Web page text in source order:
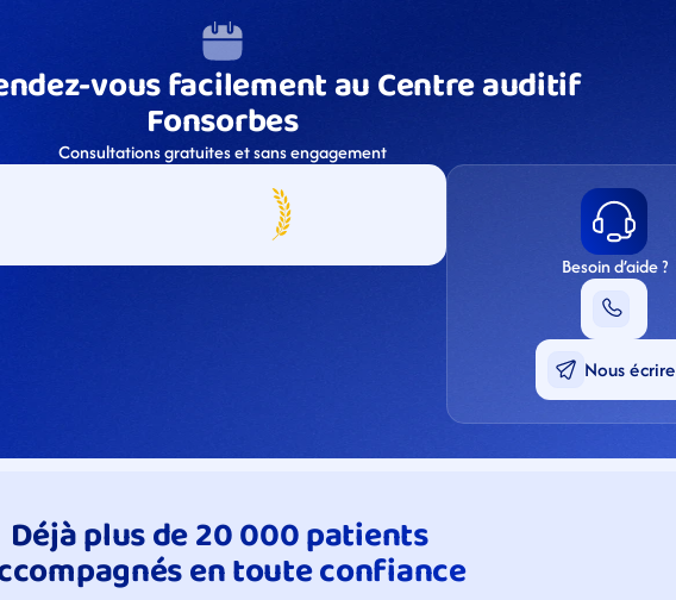
vous facilement au Centre auditif
Fonsorbes
Consultations gratuites et sans engagement
Besoin d’aide ?
Nous écrire
Déjà plus de 20 000 patients
en toute confiance